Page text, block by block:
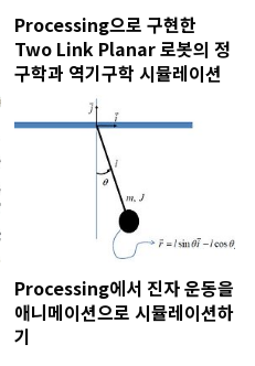
Processing으로 구현한
Two Link Planar 로봇의 정
구학과 역기구학 시뮬레이션
Processing에서 진자 운동을
애니메이션으로 시뮬레이션하
기